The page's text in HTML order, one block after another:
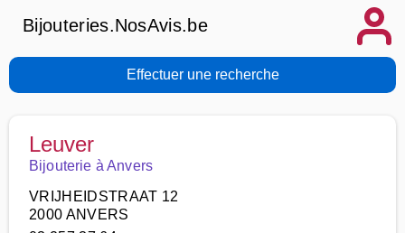
Bijouteries.NosAvis.be
Effectuer une recherche
Leuver
Bijouterie à Anvers
VRIJHEIDSTRAAT 12
2000 ANVERS